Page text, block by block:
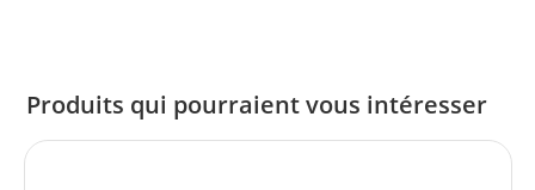
Produits qui pourraient vous intéresser